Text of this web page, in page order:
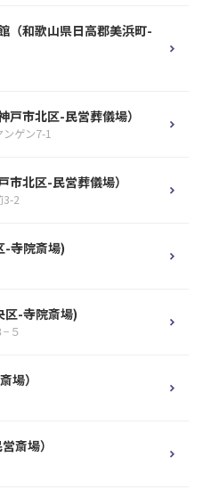
（和歌山県日高郡美浜町-
戸市北区-民営葬儀場）
ンゲン7-1
市北区-民営葬儀場）
3-2
-寺院斎場)
区-寺院斎場)
５
場）
斎場）